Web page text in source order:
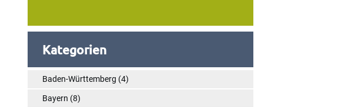
Kategorien
Baden-Württemberg (4)
Bayern (8)